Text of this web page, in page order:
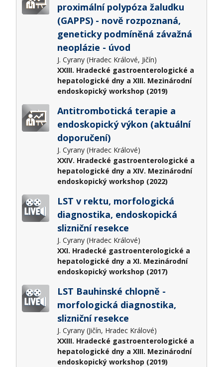
proximální polypóza žaludku
(GAPPS) - nově rozpoznaná,
geneticky podmíněná závažná
neoplázie - úvod
J. Cyrany (Hradec Králové, Jičín)
XXIII. Hradecké gastroenterologické a
hepatologické dny a XIII. Mezinárodní
endoskopický workshop (2019)
Antitrombotická terapie a
endoskopický výkon (aktuální
doporučení)
J. Cyrany (Hradec Králové)
XXIV. Hradecké gastroenterologické a
hepatologické dny a XIV. Mezinárodní
endoskopický workshop (2022)
LST v rektu, morfologická
diagnostika, endoskopická
slizniční resekce
J. Cyrany (Hradec Králové)
XXI. Hradecké gastroenterologické a
hepatologické dny a XI. Mezinárodní
endoskopický workshop (2017)
LST Bauhinské chlopně -
morfologická diagnostika,
slizniční resekce
J. Cyrany (Jičín, Hradec Králové)
XXIII. Hradecké gastroenterologické a
hepatologické dny a XIII. Mezinárodní
endoskopický workshop (2019)